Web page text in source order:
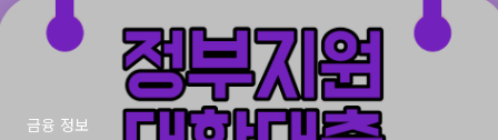
금융 정보